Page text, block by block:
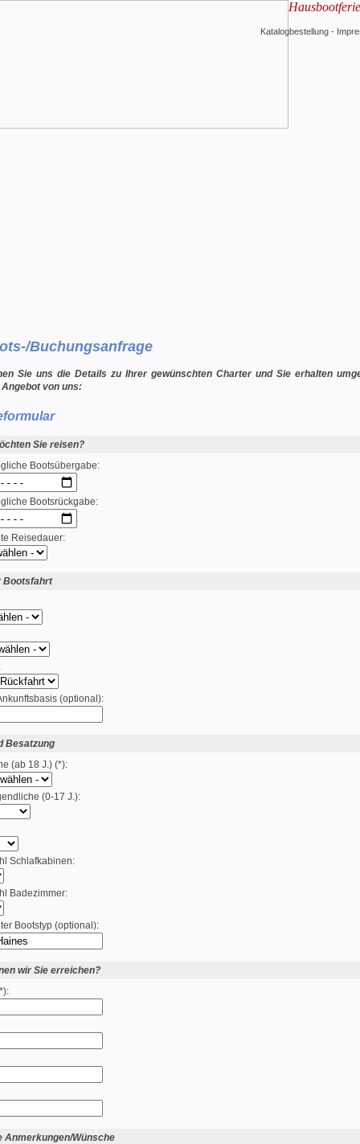
Katalogbestellung -
Buchungsanfrage
Sie uns die Details zu Ihrer gewünschten Charter und Sie erhalten
von uns:
Sie reisen?
Bootsübergabe:
Bootsrückgabe:
Reisedauer:
Bootsfahrt
(optional):
Besatzung
(ab 18 J.) (*):
(0-17 J.):
Schlafkabinen:
Badezimmer:
Bootstyp (optional):
wir Sie erreichen?
Anmerkungen/Wünsche